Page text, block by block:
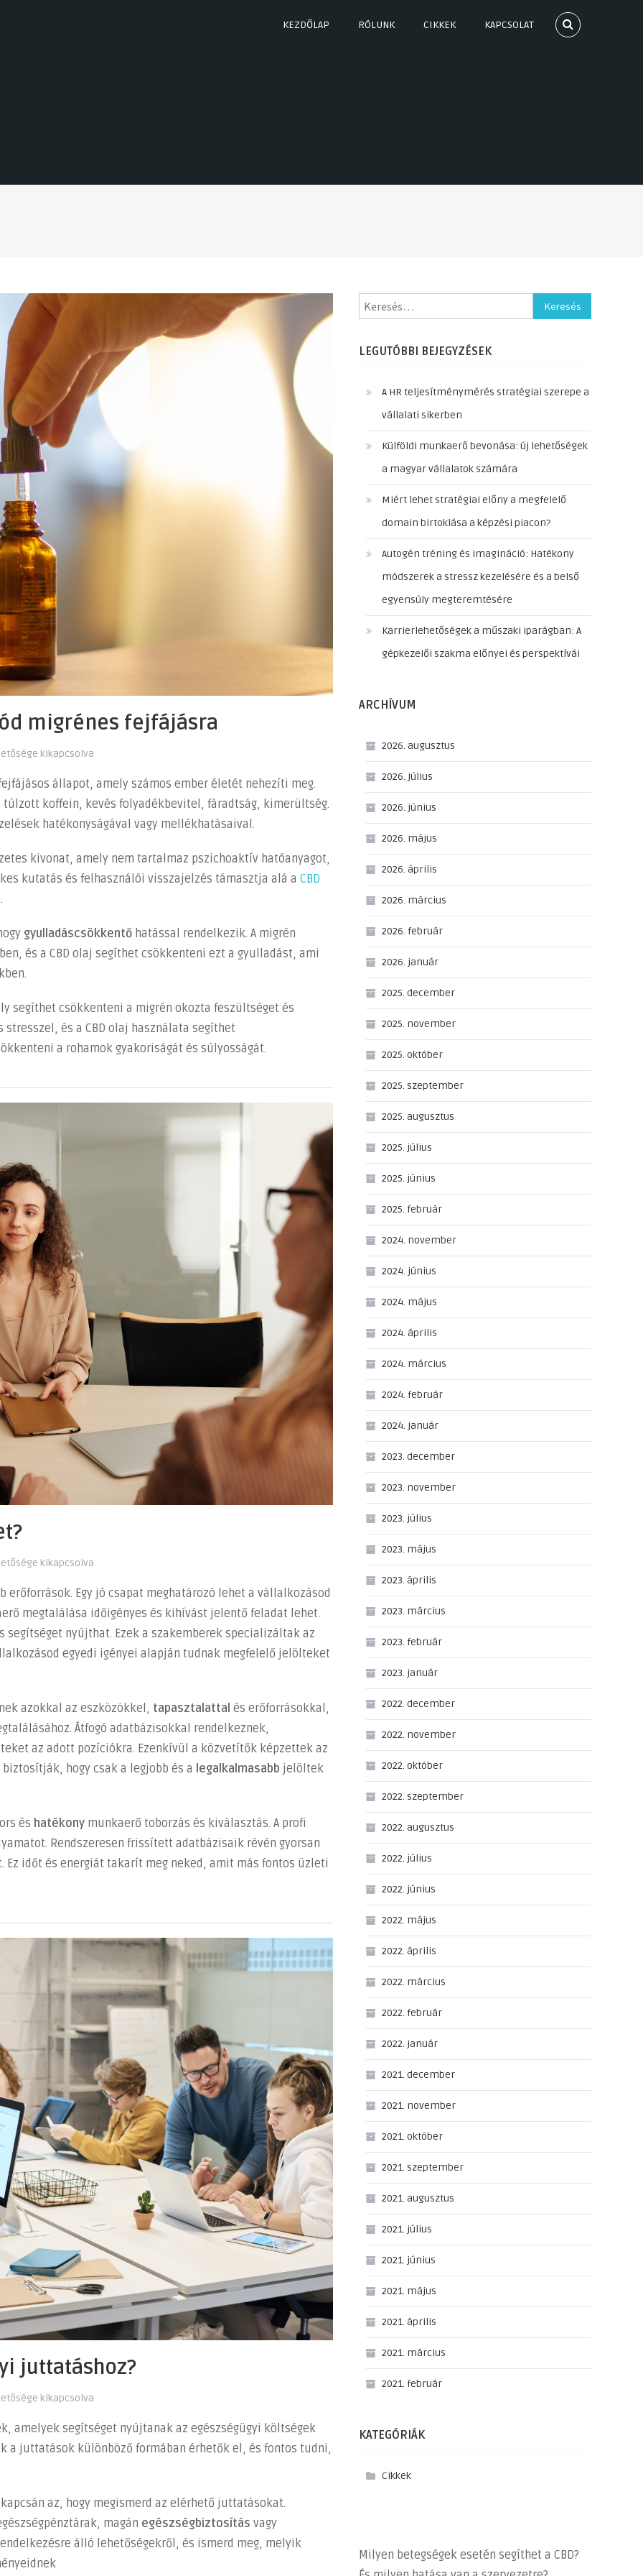
KEZDŐLAP RÓLUNK CIKKEK KAPCSOLAT
migrénes fejfájásra
kikapcsolva
állapot, amely számos ember életét nehezíti meg.
túlzott koffein, kevés folyadékbevitel, fáradtság, kimerültség.
hatékonyságával vagy mellékhatásaival.
kivonat, amely nem tartalmaz pszichoaktív hatóanyagot,
kutatás és felhasználói visszajelzés támasztja alá a CBD
gyulladáscsökkentő hatással rendelkezik. A migrén
és a CBD olaj segíthet csökkenteni ezt a gyulladást, ami
segíthet csökkenteni a migrén okozta feszültséget és
és a CBD olaj használata segíthet
a rohamok gyakoriságát és súlyosságát.
kikapcsolva
erőforrások. Egy jó csapat meghatározó lehet a vállalkozásod
megtalálása időigényes és kihívást jelentő feladat lehet.
segítséget nyújthat. Ezek a szakemberek specializáltak az
egyedi igényei alapján tudnak megfelelő jelölteket
azokkal az eszközökkel, tapasztalattal és erőforrásokkal,
Átfogó adatbázisokkal rendelkeznek,
az adott pozíciókra. Ezenkívül a közvetítők képzettek az
hogy csak a legjobb és a legalkalmasabb jelöltek
és hatékony munkaerő toborzás és kiválasztás. A profi
Rendszeresen frissített adatbázisaik révén gyorsan
időt és energiát takarít meg neked, amit más fontos üzleti
juttatáshoz?
kikapcsolva
amelyek segítséget nyújtanak az egészségügyi költségek
a juttatások különböző formában érhetők el, és fontos tudni,
kapcsán az, hogy megismerd az elérhető juttatásokat.
magán egészségbiztosítás vagy
álló lehetőségekről, és ismerd meg, melyik
Keresés:
LEGUTÓBBI BEJEGYZÉSEK
A HR teljesítménymérés stratégiai szerepe a
vállalati sikerben
Külföldi munkaerő bevonása: új lehetőségek
a magyar vállalatok számára
Miért lehet stratégiai előny a megfelelő
domain birtoklása a képzési piacon?
Autogén tréning és imagináció: Hatékony
módszerek a stressz kezelésére és a belső
egyensúly megteremtésére
Karrierlehetőségek a műszaki iparágban: A
gépkezelői szakma előnyei és perspektívái
ARCHÍVUM
2026. augusztus
2026. július
2026. június
2026. május
2026. április
2026. március
2026. február
2026. január
2025. december
2025. november
2025. október
2025. szeptember
2025. augusztus
2025. július
2025. június
2025. február
2024. november
2024. június
2024. május
2024. április
2024. március
2024. február
2024. január
2023. december
2023. november
2023. július
2023. május
2023. április
2023. március
2023. február
2023. január
2022. december
2022. november
2022. október
2022. szeptember
2022. augusztus
2022. július
2022. június
2022. május
2022. április
2022. március
2022. február
2022. január
2021. december
2021. november
2021. október
2021. szeptember
2021. augusztus
2021. július
2021. június
2021. május
2021. április
2021. március
2021. február
KATEGÓRIÁK
Cikkek
Milyen betegségek esetén segíthet a CBD?